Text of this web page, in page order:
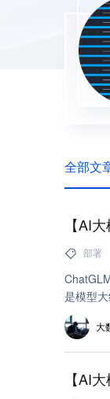
全部文
spark (8)
文件存
grep (6)
网络安
centos
【AI
部署
是模型
任务，能够理解
预测和
机器人
大
【AI